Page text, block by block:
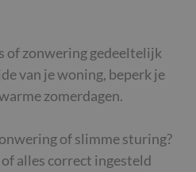
of zonwering gedeeltelijk
van je woning, beperk je
zomerdagen.
of slimme sturing?
alles correct ingesteld